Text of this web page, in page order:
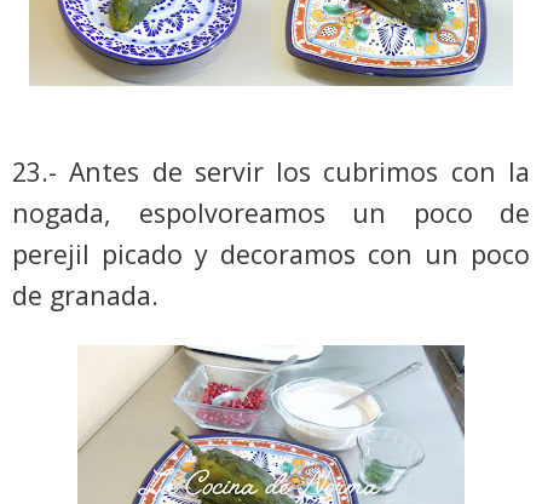
23.- Antes de servir los cubrimos con la
nogada, espolvoreamos un poco de
perejil picado y decoramos con un poco
de granada.